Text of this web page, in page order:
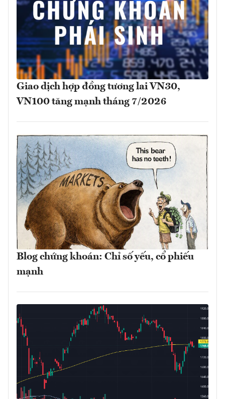
Giao dịch hợp đồng tương lai VN30,
VN100 tăng mạnh tháng 7/2026
Blog chứng khoán: Chỉ số yếu, cổ phiếu
mạnh